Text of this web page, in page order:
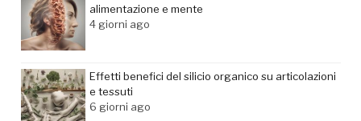
alimentazione e mente
4 giorni ago
Effetti benefici del silicio organico su articolazioni
e tessuti
6 giorni ago